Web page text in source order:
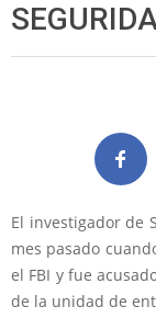
El investigador de
mes pasado
el FBI y fue
de la unidad de